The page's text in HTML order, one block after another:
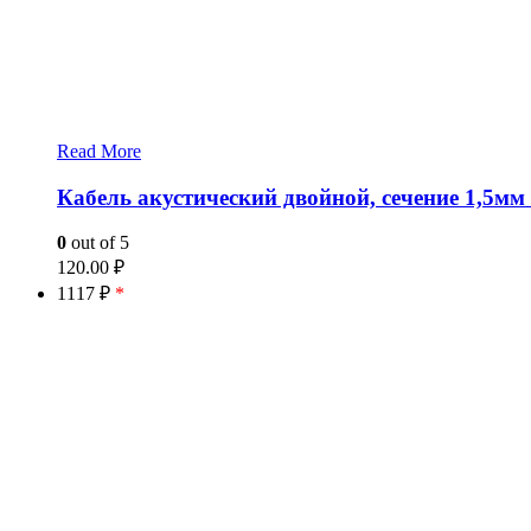
Read More
Кабель акустический двойной, сечение
0 out of 5
120.00 ₽
1117 ₽ *